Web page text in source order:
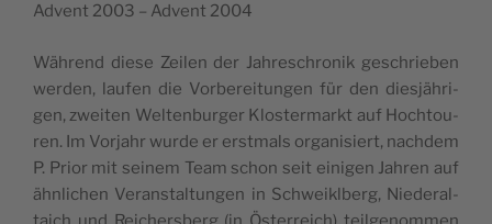
Advent 2003 – Advent 2004
Wäh­rend die­se Zei­len der Jah­res­chro­nik geschrie­ben
wer­den, lau­fen die Vor­be­rei­tun­gen für den dies­jäh­ri­
gen, zwei­ten Wel­ten­bur­ger Klos­ter­markt auf Hoch­tou­
ren. Im Vor­jahr wur­de er erst­mals orga­ni­siert, nach­dem
P. Pri­or mit sei­nem Team schon seit eini­gen Jah­ren auf
ähn­li­chen Ver­an­stal­tun­gen in Schwei­klberg, Nie­der­al­